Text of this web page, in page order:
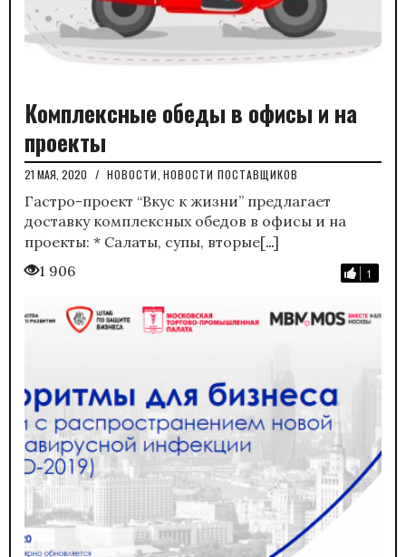
Комплексные обеды в офисы и на
проекты
21 МАЯ, 2020 / НОВОСТИ НОВОСТИ ПОСТАВЩИКОВ
Гастро-проект “Вкус к жизни” предлагает
доставку комплексных обедов в офисы и на
проекты: * Салаты, супы, вторые[…]
1
1 906